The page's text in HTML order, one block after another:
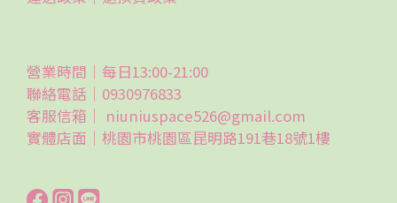
營業時間｜每日13:00-21:00
聯絡電話｜0930976833
客服信箱｜ niuniuspace526@gmail.com
實體店面｜桃園市桃園區昆明路191巷18號1樓